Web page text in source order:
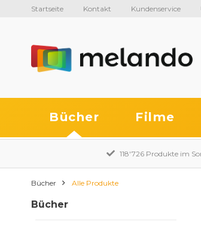
Startseite Kontakt Kundenservice
Bücher Filme
118'726 Produkte im
Bücher Alle Produkte
Bücher